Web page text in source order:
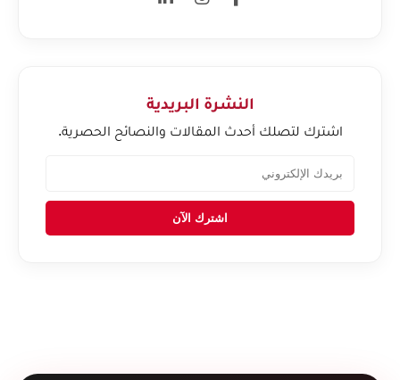
النشرة البريدية
اشترك لتصلك أحدث المقالات والنصائح الحصرية.
اشترك الآن